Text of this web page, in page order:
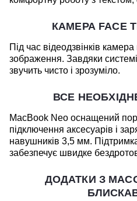
КАМЕРА FACE
Під час відеодзвінків
зображення. Завдяки
звучить чисто і зрозуміло.
ВСЕ
MacBook Neo оснащений
підключення аксесуарів і
навушників 3,5 мм.
забезпечує швидке
ДОДАТКИ З